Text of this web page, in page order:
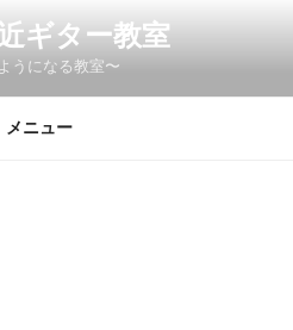
ギター教室
うになる教室〜
メニュー